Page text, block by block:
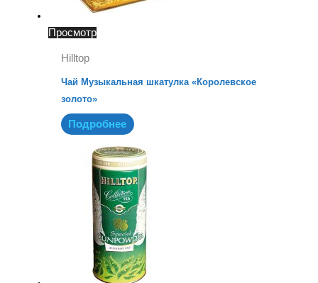
Просмотр
Hilltop
Чай Музыкальная шкатулка «Королевское
золото»
Подробнее